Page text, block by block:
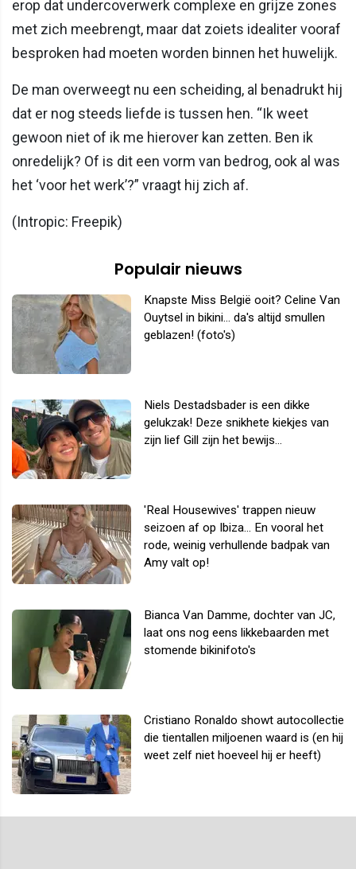
erop dat undercoverwerk complexe en grijze zones
met zich meebrengt, maar dat zoiets idealiter vooraf
besproken had moeten worden binnen het huwelijk.
De man overweegt nu een scheiding, al benadrukt hij
dat er nog steeds liefde is tussen hen. “Ik weet
gewoon niet of ik me hierover kan zetten. Ben ik
onredelijk? Of is dit een vorm van bedrog, ook al was
het ‘voor het werk’?” vraagt hij zich af.
(Intropic: Freepik)
Populair nieuws
Knapste Miss België ooit? Celine Van
Ouytsel in bikini... da's altijd smullen
geblazen! (foto's)
Niels Destadsbader is een dikke
gelukzak! Deze snikhete kiekjes van
zijn lief Gill zijn het bewijs...
'Real Housewives' trappen nieuw
seizoen af op Ibiza... En vooral het
rode, weinig verhullende badpak van
Amy valt op!
Bianca Van Damme, dochter van JC,
laat ons nog eens likkebaarden met
stomende bikinifoto's
Cristiano Ronaldo showt autocollectie
die tientallen miljoenen waard is (en hij
weet zelf niet hoeveel hij er heeft)